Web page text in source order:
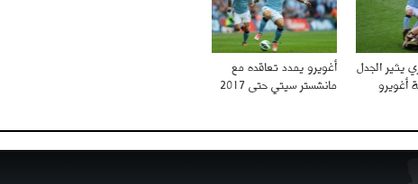
يثير الجدل
أغويرو
أغويرو يمدد تعاقده مع
مانشستر سيتي حتى 2017